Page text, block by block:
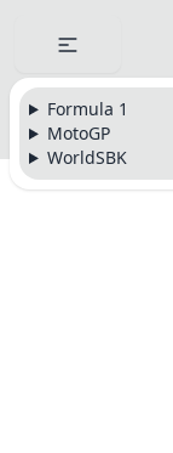
Formula 1
MotoGP
WorldSBK